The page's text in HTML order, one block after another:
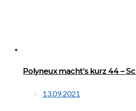
Polyneux macht’s kurz 44 –
13.09.2021